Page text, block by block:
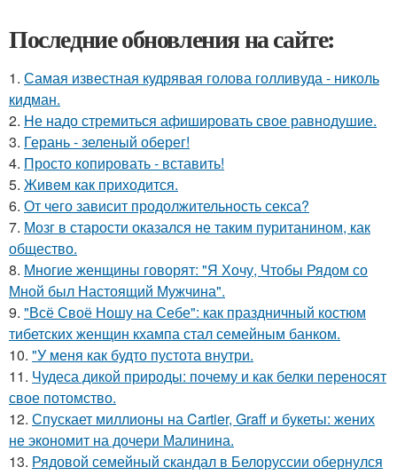
Последние обновления на сайте:
1. Самая известная кудрявая голова голливуда - николь
кидман.
2. Hе надо стремиться афишировать свое равнодушие.
3. Герань - зеленый оберег!
4. Просто копировать - вставить!
5. Живeм как приходится.
6. От чего зависит продолжительность секса?
7. Мозг в старости оказался не таким пуританином, как
общество.
8. Многие женщины говорят: "Я Хочу, Чтобы Рядом со
Мной был Настоящий Мужчина".
9. "Всё Своё Ношу на Себе": как праздничный костюм
тибетских женщин кхампа стал семейным банком.
10. "У меня как будто пустота внутри.
11. Чудеса дикой природы: почему и как белки переносят
свое потомство.
12. Спускает миллионы на Cartier, Graff и букеты: жених
не экономит на дочери Малинина.
13. Рядовой семейный скандал в Белоруссии обернулся